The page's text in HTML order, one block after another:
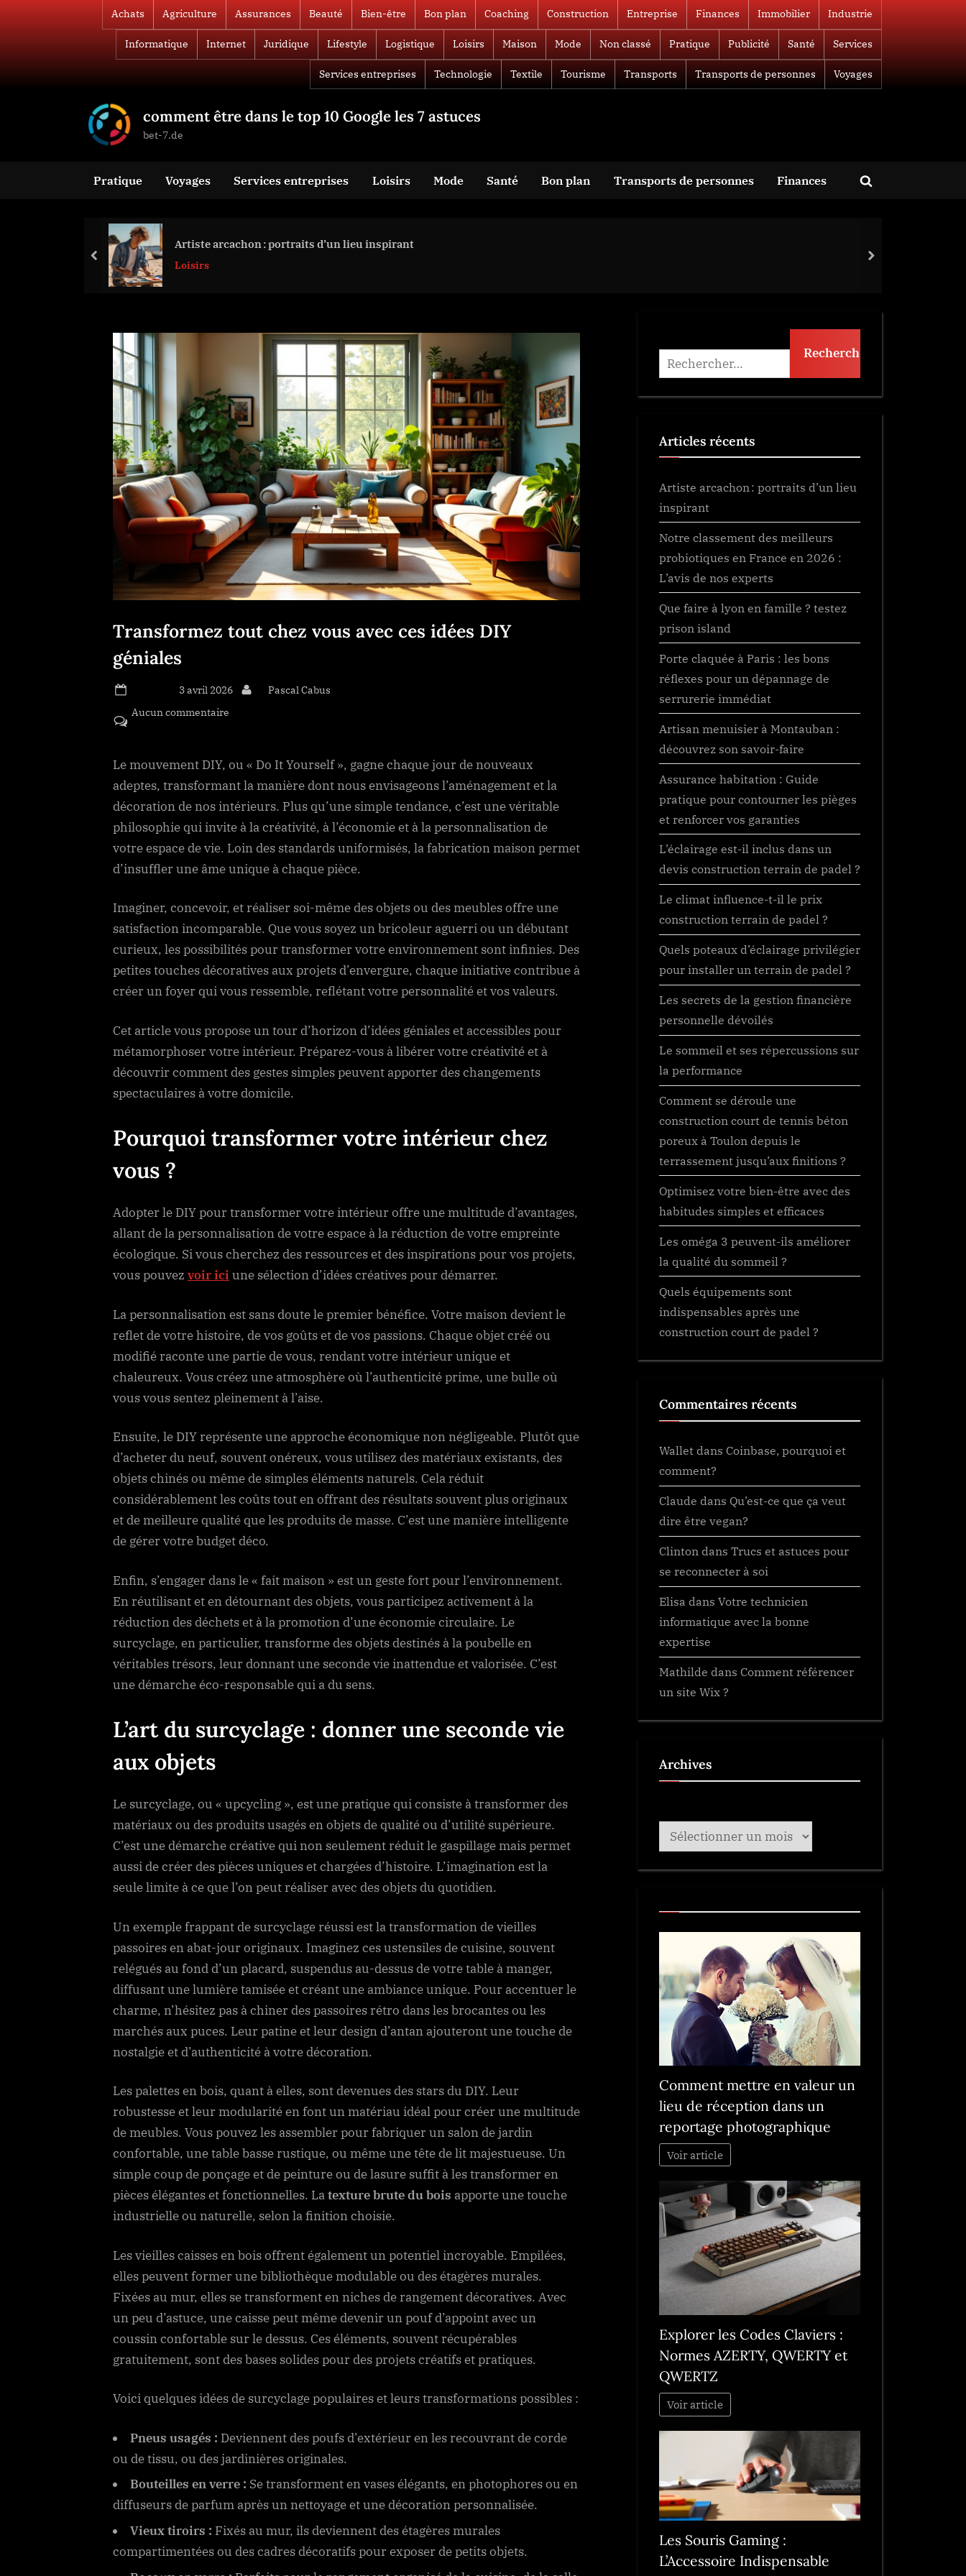
Achats Agriculture Assurances Beauté Bien-être Bon plan Coaching Construction Entreprise Finances Immobilier Industrie
Informatique Internet Juridique Lifestyle Logistique Loisirs Maison Mode Non classé Pratique Publicité Santé Services
Services entreprises Technologie Textile Tourisme Transports Transports de personnes Voyages
comment être dans le top 10 Google les 7 astuces
bet-7.de
Pratique Voyages Services entreprises Loisirs Mode Santé Bon plan Transports de personnes Finances
Toggle
Artiste arcachon : portraits d’un lieu inspirant
Loisirs
prev next
Transformez tout chez vous avec ces idées DIY
géniales
3 avril 2026 ByPascal Cabus
Aucun commentaire
Le mouvement DIY, ou « Do It Yourself », gagne chaque jour de nouveaux
adeptes, transformant la manière dont nous envisageons l’aménagement et la
décoration de nos intérieurs. Plus qu’une simple tendance, c’est une véritable
philosophie qui invite à la créativité, à l’économie et à la personnalisation de
votre espace de vie. Loin des standards uniformisés, la fabrication maison permet
d’insuffler une âme unique à chaque pièce.
Imaginer, concevoir, et réaliser soi-même des objets ou des meubles offre une
satisfaction incomparable. Que vous soyez un bricoleur aguerri ou un débutant
curieux, les possibilités pour transformer votre environnement sont infinies. Des
petites touches décoratives aux projets d’envergure, chaque initiative contribue à
créer un foyer qui vous ressemble, reflétant votre personnalité et vos valeurs.
Cet article vous propose un tour d’horizon d’idées géniales et accessibles pour
métamorphoser votre intérieur. Préparez-vous à libérer votre créativité et à
découvrir comment des gestes simples peuvent apporter des changements
spectaculaires à votre domicile.
Pourquoi transformer votre intérieur chez
vous ?
Adopter le DIY pour transformer votre intérieur offre une multitude d’avantages,
allant de la personnalisation de votre espace à la réduction de votre empreinte
écologique. Si vous cherchez des ressources et des inspirations pour vos projets,
vous pouvez voir ici une sélection d’idées créatives pour démarrer.
La personnalisation est sans doute le premier bénéfice. Votre maison devient le
reflet de votre histoire, de vos goûts et de vos passions. Chaque objet créé ou
modifié raconte une partie de vous, rendant votre intérieur unique et
chaleureux. Vous créez une atmosphère où l’authenticité prime, une bulle où
vous vous sentez pleinement à l’aise.
Ensuite, le DIY représente une approche économique non négligeable. Plutôt que
d’acheter du neuf, souvent onéreux, vous utilisez des matériaux existants, des
objets chinés ou même de simples éléments naturels. Cela réduit
considérablement les coûts tout en offrant des résultats souvent plus originaux
et de meilleure qualité que les produits de masse. C’est une manière intelligente
de gérer votre budget déco.
Enfin, s’engager dans le « fait maison » est un geste fort pour l’environnement.
En réutilisant et en détournant des objets, vous participez activement à la
réduction des déchets et à la promotion d’une économie circulaire. Le
surcyclage, en particulier, transforme des objets destinés à la poubelle en
véritables trésors, leur donnant une seconde vie inattendue et valorisée. C’est
une démarche éco-responsable qui a du sens.
L’art du surcyclage : donner une seconde vie
aux objets
Le surcyclage, ou « upcycling », est une pratique qui consiste à transformer des
matériaux ou des produits usagés en objets de qualité ou d’utilité supérieure.
C’est une démarche créative qui non seulement réduit le gaspillage mais permet
aussi de créer des pièces uniques et chargées d’histoire. L’imagination est la
seule limite à ce que l’on peut réaliser avec des objets du quotidien.
Un exemple frappant de surcyclage réussi est la transformation de vieilles
passoires en abat-jour originaux. Imaginez ces ustensiles de cuisine, souvent
relégués au fond d’un placard, suspendus au-dessus de votre table à manger,
diffusant une lumière tamisée et créant une ambiance unique. Pour accentuer le
charme, n’hésitez pas à chiner des passoires rétro dans les brocantes ou les
marchés aux puces. Leur patine et leur design d’antan ajouteront une touche de
nostalgie et d’authenticité à votre décoration.
Les palettes en bois, quant à elles, sont devenues des stars du DIY. Leur
robustesse et leur modularité en font un matériau idéal pour créer une multitude
de meubles. Vous pouvez les assembler pour fabriquer un salon de jardin
confortable, une table basse rustique, ou même une tête de lit majestueuse. Un
simple coup de ponçage et de peinture ou de lasure suffit à les transformer en
pièces élégantes et fonctionnelles. Latexture brute du bois apporte une touche
industrielle ou naturelle, selon la finition choisie.
Les vieilles caisses en bois offrent également un potentiel incroyable. Empilées,
elles peuvent former une bibliothèque modulable ou des étagères murales.
Fixées au mur, elles se transforment en niches de rangement décoratives. Avec
un peu d’astuce, une caisse peut même devenir un pouf d’appoint avec un
coussin confortable sur le dessus. Ces éléments, souvent récupérables
gratuitement, sont des bases solides pour des projets créatifs et pratiques.
Voici quelques idées de surcyclage populaires et leurs transformations possibles :
Pneus usagés : Deviennent des poufs d’extérieur en les recouvrant de corde
ou de tissu, ou des jardinières originales.
Bouteilles en verre : Se transforment en vases élégants, en photophores ou en
diffuseurs de parfum après un nettoyage et une décoration personnalisée.
Vieux tiroirs : Fixés au mur, ils deviennent des étagères murales
compartimentées ou des cadres décoratifs pour exposer de petits objets.
Articles récents
Artiste arcachon : portraits d’un lieu
inspirant
Notre classement des meilleurs
probiotiques en France en 2026 :
L’avis de nos experts
Que faire à lyon en famille ? testez
prison island
Porte claquée à Paris : les bons
réflexes pour un dépannage de
serrurerie immédiat
Artisan menuisier à Montauban :
découvrez son savoir-faire
Assurance habitation : Guide
pratique pour contourner les pièges
et renforcer vos garanties
L’éclairage est-il inclus dans un
devis construction terrain de padel ?
Le climat influence-t-il le prix
construction terrain de padel ?
Quels poteaux d’éclairage privilégier
pour installer un terrain de padel ?
Les secrets de la gestion financière
personnelle dévoilés
Le sommeil et ses répercussions sur
la performance
Comment se déroule une
construction court de tennis béton
poreux à Toulon depuis le
terrassement jusqu’aux finitions ?
Optimisez votre bien-être avec des
habitudes simples et efficaces
Les oméga 3 peuvent-ils améliorer
la qualité du sommeil ?
Quels équipements sont
indispensables après une
construction court de padel ?
Commentaires récents
Wallet dans Coinbase, pourquoi et
comment?
Claude dans Qu’est-ce que ça veut
dire être vegan?
Clinton dans Trucs et astuces pour
se reconnecter à soi
Elisa dans Votre technicien
informatique avec la bonne
expertise
Mathilde dans Comment référencer
un site Wix ?
Archives
Comment mettre en valeur un
lieu de réception dans un
reportage photographique
Voir article
Explorer les Codes Claviers :
Normes AZERTY, QWERTY et
QWERTZ
Voir article
Les Souris Gaming :
L’Accessoire Indispensable